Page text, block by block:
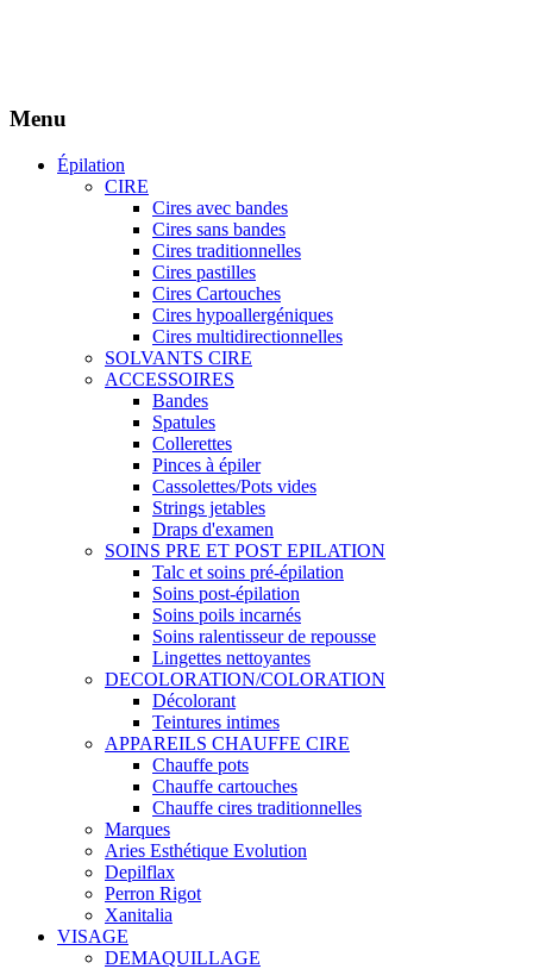
Menu
Épilation
CIRE
Cires avec bandes
Cires sans bandes
Cires traditionnelles
Cires pastilles
Cires Cartouches
Cires hypoallergéniques
Cires multidirectionnelles
SOLVANTS CIRE
ACCESSOIRES
Bandes
Spatules
Collerettes
Pinces à épiler
Cassolettes/Pots vides
Strings jetables
Draps d'examen
SOINS PRE ET POST EPILATION
Talc et soins pré-épilation
Soins post-épilation
Soins poils incarnés
Soins ralentisseur de repousse
Lingettes nettoyantes
DECOLORATION/COLORATION
Décolorant
Teintures intimes
APPAREILS CHAUFFE CIRE
Chauffe pots
Chauffe cartouches
Chauffe cires traditionnelles
Marques
Aries Esthétique Evolution
Depilflax
Perron Rigot
Xanitalia
VISAGE
DEMAQUILLAGE